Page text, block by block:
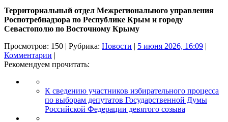
Территориальный отдел Межрегионального управления
Роспотребнадзора по Республике Крым и городу
Севастополю по Восточному Крыму
Просмотров: 150 | Рубрика: Новости | 5 июня 2026, 16:09 |
Комментарии |
Рекомендуем прочитать:
К сведению участников избирательного процесса
по выборам депутатов Государственной Думы
Российской Федерации девятого созыва